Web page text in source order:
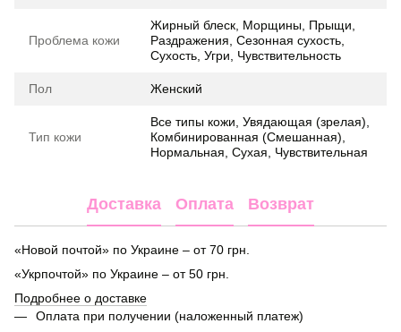
Проблема кожи
Жирный блеск, Морщины, Прыщи,
Раздражения, Сезонная сухость,
Сухость, Угри, Чувствительность
Пол Женский
Тип кожи
Все типы кожи, Увядающая (зрелая),
Комбинированная (Смешанная),
Нормальная, Сухая, Чувствительная
Доставка Оплата Возврат
«Новой почтой» по Украине – от 70 грн.
«Укрпочтой» по Украине – от 50 грн.
Подробнее о доставке
Оплата при получении (наложенный платеж)